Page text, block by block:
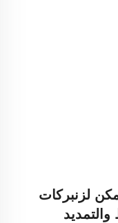
لزنبركات